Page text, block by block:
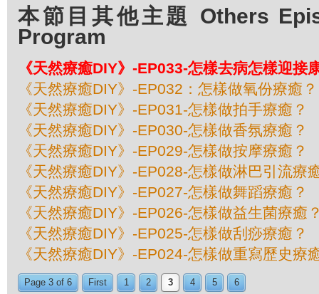
本節目其他主題 Others
Program
《天然療癒DIY》-EP033-怎樣去病怎樣迎接
《天然療癒DIY》-EP032：怎樣做氧份療癒？
《天然療癒DIY》-EP031-怎樣做拍手療癒？
《天然療癒DIY》-EP030-怎樣做香氛療癒？
《天然療癒DIY》-EP029-怎樣做按摩療癒？
《天然療癒DIY》-EP028-怎樣做淋巴引流療
《天然療癒DIY》-EP027-怎樣做舞蹈療癒？
《天然療癒DIY》-EP026-怎樣做益生菌療癒
《天然療癒DIY》-EP025-怎樣做刮痧療癒？
《天然療癒DIY》-EP024-怎樣做重寫歷史療
Page 3 of 6 First 1 2 3 4 5 6